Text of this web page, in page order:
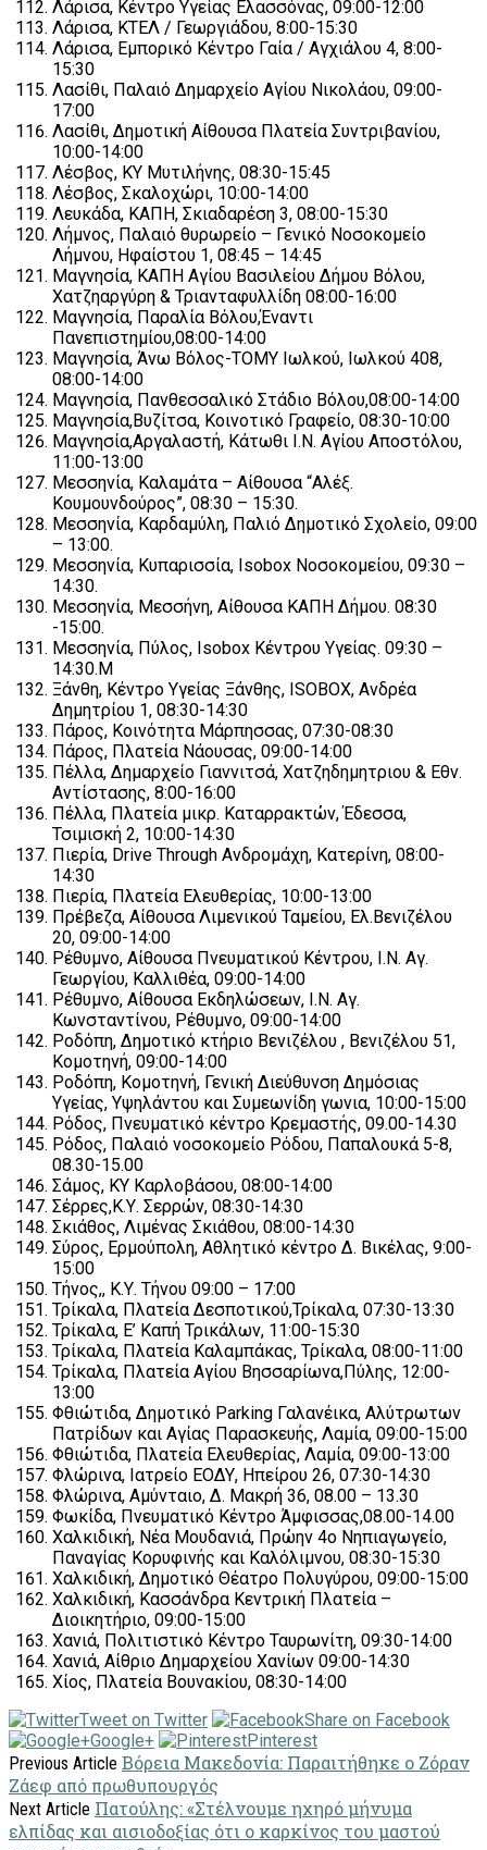
Λάρισα, Κέντρο Υγείας Ελασσόνας, 09:00-12:00
Λάρισα, ΚΤΕΛ / Γεωργιάδου, 8:00-15:30
Λάρισα, Εμπορικό Κέντρο Γαία / Αγχιάλου 4, 8:00-
15:30
Λασίθι, Παλαιό Δημαρχείο Αγίου Νικολάου, 09:00-
17:00
Λασίθι, Δημοτική Αίθουσα Πλατεία Συντριβανίου,
10:00-14:00
Λέσβος, ΚΥ Μυτιλήνης, 08:30-15:45
Λέσβος, Σκαλοχώρι, 10:00-14:00
Λευκάδα, ΚΑΠΗ, Σκιαδαρέση 3, 08:00-15:30
Λήμνος, Παλαιό θυρωρείο – Γενικό Νοσοκομείο
Λήμνου, Ηφαίστου 1, 08:45 – 14:45
Μαγνησία, ΚΑΠΗ Αγίου Βασιλείου Δήμου Βόλου,
Χατζηαργύρη & Τριανταφυλλίδη 08:00-16:00
Μαγνησία, Παραλία Βόλου,Έναντι
Πανεπιστημίου,08:00-14:00
Μαγνησία, Άνω Βόλος-ΤΟΜΥ Ιωλκού, Ιωλκού 408,
08:00-14:00
Μαγνησία, Πανθεσσαλικό Στάδιο Βόλου,08:00-14:00
Μαγνησία,Βυζίτσα, Κοινοτικό Γραφείο, 08:30-10:00
Μαγνησία,Αργαλαστή, Κάτωθι Ι.Ν. Αγίου Αποστόλου,
11:00-13:00
Μεσσηνία, Καλαμάτα – Αίθουσα “Αλέξ.
Κουμουνδούρος”, 08:30 – 15:30.
Μεσσηνία, Καρδαμύλη, Παλιό Δημοτικό Σχολείο, 09:00
– 13:00.
Μεσσηνία, Κυπαρισσία, Isobox Νοσοκομείου, 09:30 –
14:30.
Μεσσηνία, Μεσσήνη, Αίθουσα ΚΑΠΗ Δήμου. 08:30
-15:00.
Μεσσηνία, Πύλος, Isobox Κέντρου Υγείας. 09:30 –
14:30.Μ
Ξάνθη, Κέντρο Υγείας Ξάνθης, ISOBOX, Ανδρέα
Δημητρίου 1, 08:30-14:30
Πάρος, Κοινότητα Μάρπησσας, 07:30-08:30
Πάρος, Πλατεία Νάουσας, 09:00-14:00
Πέλλα, Δημαρχείο Γιαννιτσά, Χατζηδημητριου & Εθν.
Αντίστασης, 8:00-16:00
Πέλλα, Πλατεία μικρ. Καταρρακτών, Έδεσσα,
Τσιμισκή 2, 10:00-14:30
Πιερία, Drive Through Ανδρομάχη, Κατερίνη, 08:00-
14:30
Πιερία, Πλατεία Ελευθερίας, 10:00-13:00
Πρέβεζα, Αίθουσα Λιμενικού Ταμείου, Ελ.Βενιζέλου
20, 09:00-14:00
Ρέθυμνο, Αίθουσα Πνευματικού Κέντρου, Ι.Ν. Αγ.
Γεωργίου, Καλλιθέα, 09:00-14:00
Ρέθυμνο, Αίθουσα Εκδηλώσεων, Ι.Ν. Αγ.
Κωνσταντίνου, Ρέθυμνο, 09:00-14:00
Ροδόπη, Δημοτικό κτήριο Βενιζέλου , Βενιζέλου 51,
Κομοτηνή, 09:00-14:00
Ροδόπη, Κομοτηνή, Γενική Διεύθυνση Δημόσιας
Υγείας, Υψηλάντου και Συμεωνίδη γωνια, 10:00-15:00
Ρόδος, Πνευματικό κέντρο Κρεμαστής, 09.00-14.30
Ρόδος, Παλαιό νοσοκομείο Ρόδου, Παπαλουκά 5-8,
08.30-15.00
Σάμος, ΚΥ Καρλοβάσου, 08:00-14:00
Σέρρες,Κ.Υ. Σερρών, 08:30-14:30
Σκιάθος, Λιμένας Σκιάθου, 08:00-14:30
Σύρος, Ερμούπολη, Αθλητικό κέντρο Δ. Βικέλας, 9:00-
15:00
Τήνος,, Κ.Υ. Τήνου 09:00 – 17:00
Τρίκαλα, Πλατεία Δεσποτικού,Τρίκαλα, 07:30-13:30
Τρίκαλα, Ε’ Καπή Τρικάλων, 11:00-15:30
Τρίκαλα, Πλατεία Καλαμπάκας, Τρίκαλα, 08:00-11:00
Τρίκαλα, Πλατεία Αγίου Βησσαρίωνα,Πύλης, 12:00-
13:00
Φθιώτιδα, Δημοτικό Parking Γαλανέικα, Αλύτρωτων
Πατρίδων και Αγίας Παρασκευής, Λαμία, 09:00-15:00
Φθιώτιδα, Πλατεία Ελευθερίας, Λαμία, 09:00-13:00
Φλώρινα, Ιατρείο ΕΟΔΥ, Ηπείρου 26, 07:30-14:30
Φλώρινα, Αμύνταιο, Δ. Μακρή 36, 08.00 – 13.30
Φωκίδα, Πνευματικό Κέντρο Άμφισσας,08.00-14.00
Χαλκιδική, Νέα Μουδανιά, Πρώην 4ο Νηπιαγωγείο,
Παναγίας Κορυφινής και Καλόλιμνου, 08:30-15:30
Χαλκιδική, Δημοτικό Θέατρο Πολυγύρου, 09:00-15:00
Χαλκιδική, Κασσάνδρα Κεντρική Πλατεία –
Διοικητήριο, 09:00-15:00
Χανιά, Πολιτιστικό Κέντρο Ταυρωνίτη, 09:30-14:00
Χανιά, Αίθριο Δημαρχείου Χανίων 09:00-14:30
Χίος, Πλατεία Βουνακίου, 08:30-14:00
Tweet on Twitter
Share on Facebook
Google+
Pinterest
Previous Article Βόρεια Μακεδονία: Παραιτήθηκε ο Ζόραν
Ζάεφ από πρωθυπουργός
Next Article Πατούλης: «Στέλνουμε ηχηρό μήνυμα
ελπίδας και αισιοδοξίας ότι ο καρκίνος του μαστού